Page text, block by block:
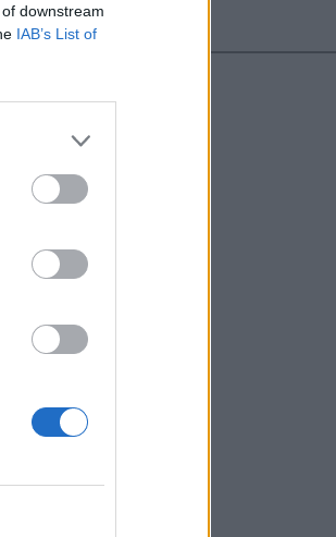
downstream
IAB’s List of